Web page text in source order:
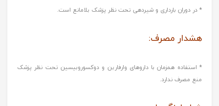
* در دوران بارداری و شیردهی تحت نظر پزشک بلامانع است.
هشدار مصرف:
* استفاده همزمان با داروهای وارفارین و دوکسوروبیسین تحت نظر پزشک
منع مصرف ندارد.